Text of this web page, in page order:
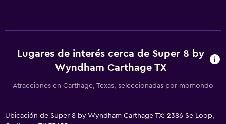
Lugares de interés cerca de Super 8 by
Wyndham Carthage TX
Atracciones en Carthage, Texas, seleccionadas por momondo
Ubicación de Super 8 by Wyndham Carthage TX: 2386 Se Loop,